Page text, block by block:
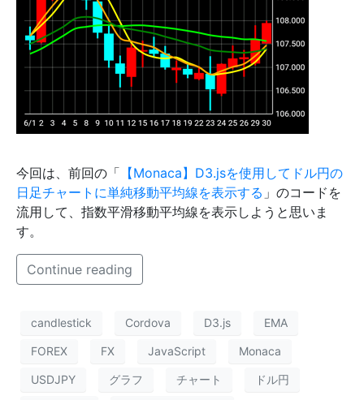
今回は、前回の「 【Monaca】D3.jsを使用してドル円の
日足チャートに単純移動平均線を表示する 」のコードを
流用して、指数平滑移動平均線を表示しようと思いま
す。
Continue reading
candlestick Cordova D3.js EMA
FOREX FX JavaScript Monaca
USDJPY グラフ チャート ドル円